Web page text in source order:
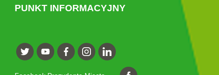
PUNKT INFORMACYJNY